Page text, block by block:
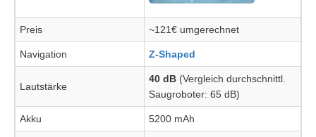
Preis ~121€ umgerechnet
Navigation Z-Shaped
Lautstärke
40 dB (Vergleich durchschnittl.
Saugroboter: 65 dB)
Akku 5200 mAh